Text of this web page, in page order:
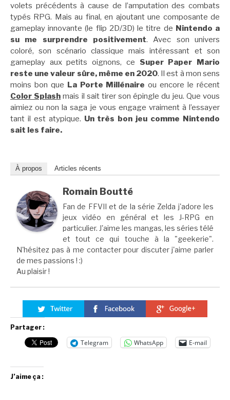
volets précédents à cause de l’amputation des combats
typés RPG. Mais au final, en ajoutant une composante de
gameplay innovante (le flip 2D/3D) le titre de Nintendo a
su me surprendre positivement. Avec son univers
coloré, son scénario classique mais intéressant et son
gameplay aux petits oignons, ce Super Paper Mario
reste une valeur sûre, même en 2020. Il est à mon sens
moins bon que La Porte Millénaireou encore le récent
Color Splash mais il sait tirer son épingle du jeu. Que vous
aimiez ou non la saga je vous engage vraiment à l’essayer
tant il est atypique. Un très bon jeu comme Nintendo
sait les faire.
À propos Articles récents
Romain Boutté
Fan de FFVII et de la série Zelda j'adore les
jeux vidéo en général et les J-RPG en
particulier. J'aime les mangas, les séries télé
et tout ce qui touche à la "geekerie".
N'hésitez pas à me contacter pour discuter j'aime parler
de mes passions ! :)
Au plaisir !
Partager :
Telegram WhatsApp E-mail
J’aime ça :